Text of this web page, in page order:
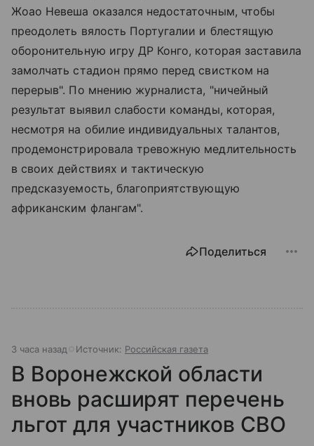
Жоао Невеша оказался недостаточным, чтобы
преодолеть вялость Португалии и блестящую
оборонительную игру ДР Конго, которая заставила
замолчать стадион прямо перед свистком на
перерыв". По мнению журналиста, "ничейный
результат выявил слабости команды, которая,
несмотря на обилие индивидуальных талантов,
продемонстрировала тревожную медлительность
в своих действиях и тактическую
предсказуемость, благоприятствующую
африканским флангам".
Поделиться
3 часа назад Источник: Российская газета
В Воронежской области
вновь расширят перечень
льгот для участников СВО